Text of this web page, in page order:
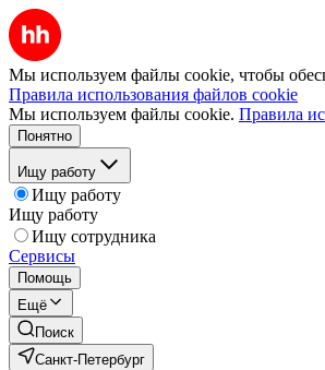
Мы используем файлы cookie, чтобы
Правила использования файлов cookie
Мы используем файлы cookie. Правила
Понятно
Ищу работу
Ищу работу
Ищу работу
Ищу сотрудника
Сервисы
Помощь
Ещё
Поиск
Санкт-Петербург